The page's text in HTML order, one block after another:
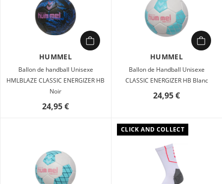
HUMMEL
Ballon de handball Unisexe
HMLBLAZE CLASSIC ENERGIZER HB
Noir
24,95 €
HUMMEL
Ballon de Handball Unisexe
CLASSIC ENERGIZER HB Blanc
24,95 €
CLICK AND COLLECT